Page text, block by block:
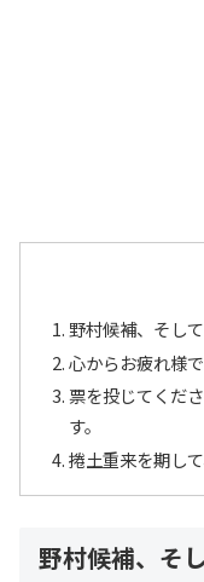
野村候補、そし
心からお疲れ様
票を投じてくだ
す。
捲土重来を期し
野村候補、そ